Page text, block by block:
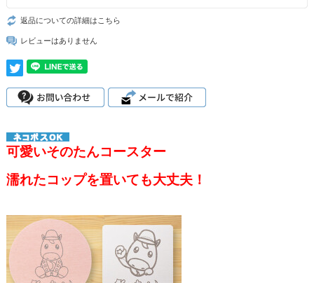
返品についての詳細はこちら
レビューはありません
可愛いそのたんコースター
濡れたコップを置いても大丈夫！